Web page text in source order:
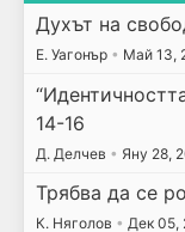
Духът на
E. Уагонър • Май 13,
14-16
Д. Делчев • Яну 28,
Трябва да се
К. Няголов • Дек 05,